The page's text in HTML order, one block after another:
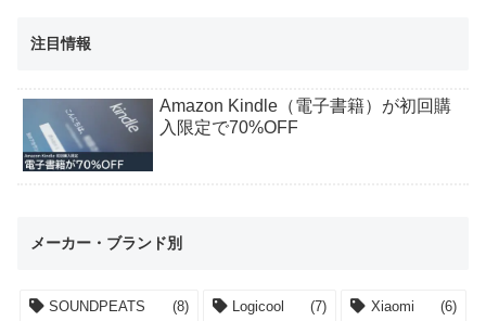
注目情報
Amazon Kindle（電子書籍）が初回購
入限定で70%OFF
メーカー・ブランド別
SOUNDPEATS (8) Logicool (7) Xiaomi (6)